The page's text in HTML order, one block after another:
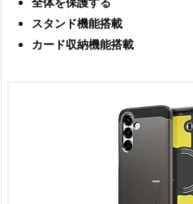
スタンド機能搭載
カード収納機能搭載